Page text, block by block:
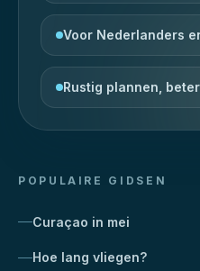
Voor Nederlanders
Rustig plannen,
POPULAIRE GIDSEN
Curaçao in mei
Hoe lang vliegen?